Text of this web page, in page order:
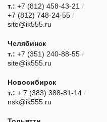
т.: +7 (812) 458-43-21 /
+7 (812) 748-24-55 /
site@ik555.ru
Челябинск
т.: +7 (351) 240-88-55 /
site@ik555.ru
Новосибирск
т.: + 7 (383) 388-81-14 /
nsk@ik555.ru